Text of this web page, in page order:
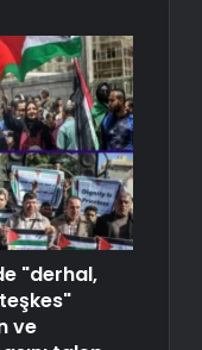
"derhal,
ve